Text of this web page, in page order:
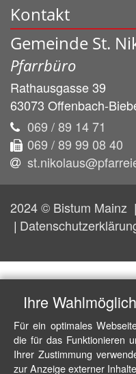
Kontakt
Gemeinde St.
Pfarrbüro
Rathausgasse 39
63073 Offenbach-
069 / 89 14 71
069 / 89 99 08 40
2024 © Bistum Mainz
Ihre
Für ein optimales
die für das Funktionieren
Ihrer Zustimmung
zur Anzeige externer